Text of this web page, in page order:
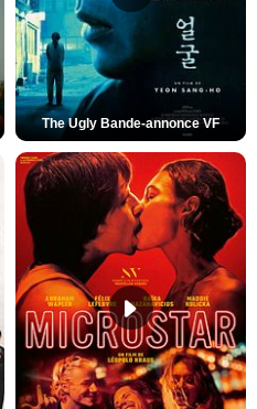
The Ugly Bande-annonce VF